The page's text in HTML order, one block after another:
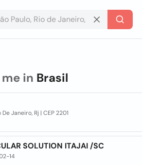
in Brasil
Janeiro, Rj | CEP 2201
SOLUTION ITAJAI /SC
14